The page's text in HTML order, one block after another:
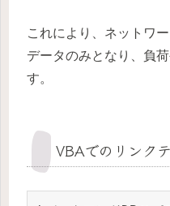
これにより、ネットワ
データのみとなり、負
す。
VBAでのリンク